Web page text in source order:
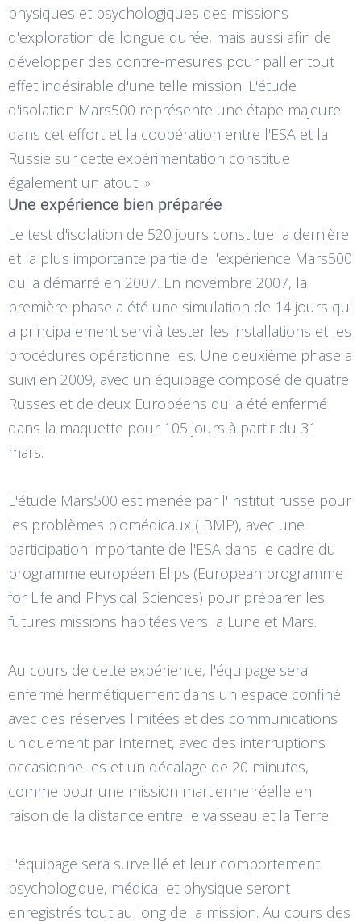
physiques et psychologiques des missions
d'exploration de longue durée, mais aussi afin de
développer des contre-mesures pour pallier tout
effet indésirable d'une telle mission. L'étude
d'isolation Mars500 représente une étape majeure
dans cet effort et la coopération entre l'ESA et la
Russie sur cette expérimentation constitue
également un atout. »
Une expérience bien préparée
Le test d'isolation de 520 jours constitue la dernière
et la plus importante partie de l'expérience Mars500
qui a démarré en 2007. En novembre 2007, la
première phase a été une simulation de 14 jours qui
a principalement servi à tester les installations et les
procédures opérationnelles. Une deuxième phase a
suivi en 2009, avec un équipage composé de quatre
Russes et de deux Européens qui a été enfermé
dans la maquette pour 105 jours à partir du 31
mars.
L'étude Mars500 est menée par l'Institut russe pour
les problèmes biomédicaux (IBMP), avec une
participation importante de l'ESA dans le cadre du
programme européen Elips (European programme
for Life and Physical Sciences) pour préparer les
futures missions habitées vers la Lune et Mars.
Au cours de cette expérience, l'équipage sera
enfermé hermétiquement dans un espace confiné
avec des réserves limitées et des communications
uniquement par Internet, avec des interruptions
occasionnelles et un décalage de 20 minutes,
comme pour une mission martienne réelle en
raison de la distance entre le vaisseau et la Terre.
L'équipage sera surveillé et leur comportement
psychologique, médical et physique seront
enregistrés tout au long de la mission. Au cours des